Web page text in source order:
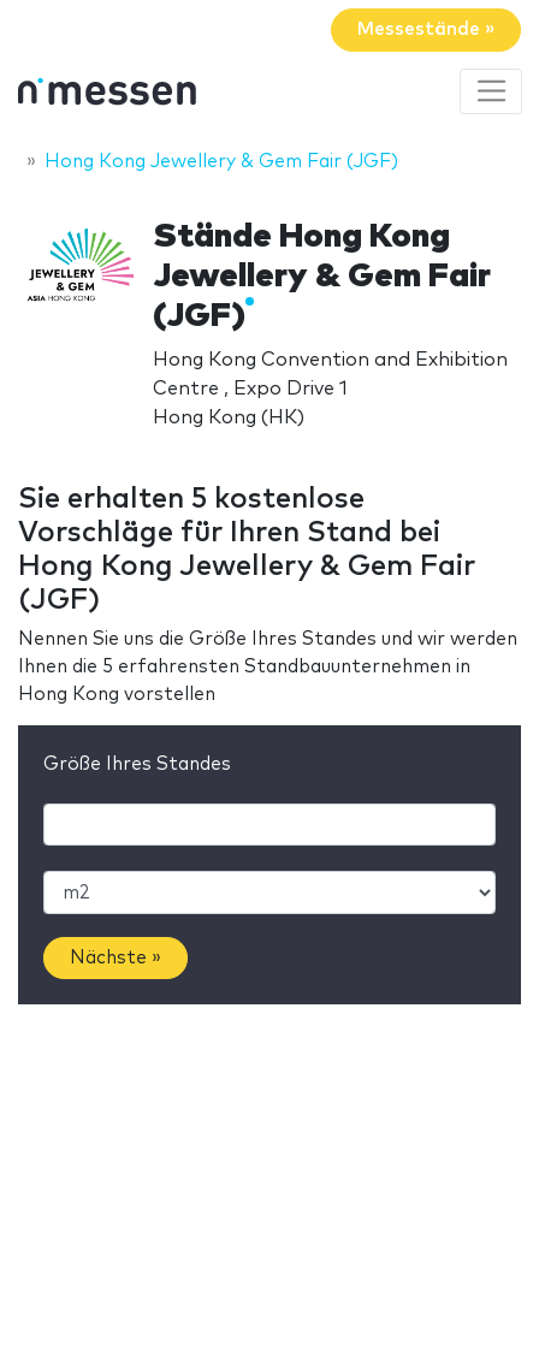
Messestände »
Hong Kong Jewellery & Gem Fair (JGF)
Stände Hong Kong
Jewellery & Gem Fair
(JGF)
Hong Kong Convention and Exhibition
Centre , Expo Drive 1
Hong Kong (HK)
Sie erhalten 5 kostenlose
Vorschläge für Ihren Stand bei
Hong Kong Jewellery & Gem Fair
(JGF)
Nennen Sie uns die Größe Ihres Standes und wir werden
Ihnen die 5 erfahrensten Standbauunternehmen in
Hong Kong vorstellen
Größe Ihres Standes
Nächste »